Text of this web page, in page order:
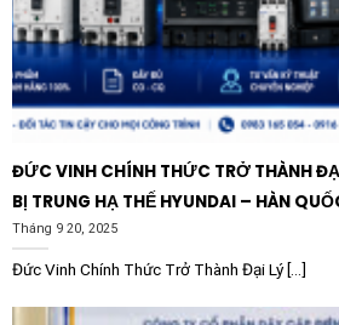
Băng tải và vận chuyển:Kiểm
cho các hệ thống băng chuyền
phẩm, đóng gói.
Công nghiệp dệt sợi và in ấn:
Sản xuất vật liệu xây dựng: Ứng
nghiền, máy trộn và các thiết bị
Với uy tín hàng đầu của thương hiệu
ACS580-01-039A-4+J400 PN:
ĐỨC VINH CHÍNH THỨC TRỞ THÀNH
BỊ TRUNG HẠ THẾ HYUNDAI – HÀN
Tháng 9 20, 2025
Đức Vinh Chính Thức Trở Thành Đại Lý [...]